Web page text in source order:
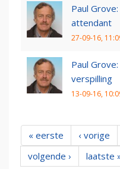
Paul
attendant
27-09-16,
Paul
verspilling
13-09-16,
« eerste ‹ vorige
volgende ›
laatste